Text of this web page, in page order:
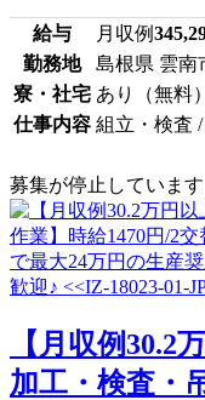
給与 月収例
勤務地
島根県 雲南
寮・社宅 あり（無料）
仕事内容 組立・検査
募集が停止しています
【月収例30.2
加工・検査・